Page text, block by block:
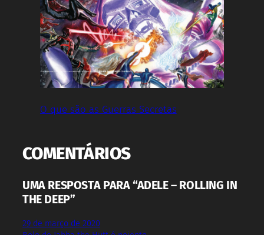
O que são as Guerras Secretas
COMENTÁRIOS
UMA RESPOSTA PARA “ADELE – ROLLING IN
THE DEEP”
29 de março de 2020